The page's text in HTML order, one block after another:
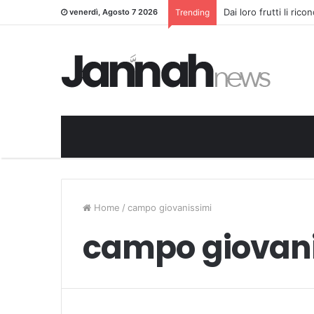
venerdì, Agosto 7 2026 Trending Dai loro frutti li
Home / campo giovanissimi
campo